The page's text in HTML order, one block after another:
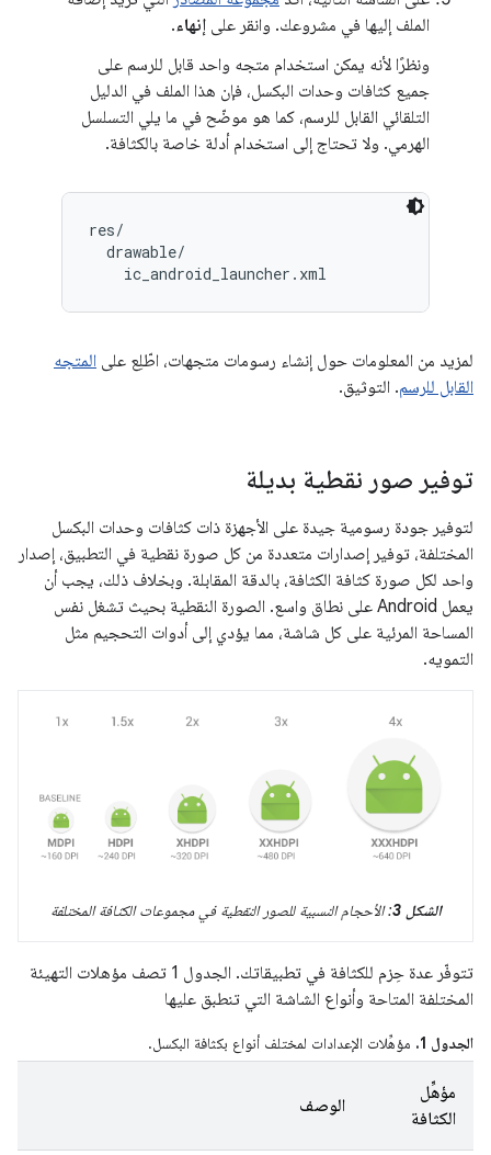
الملف إليها في مشروعك. وانقر على إنهاء.
ونظرًا لأنه يمكن استخدام متجه واحد قابل للرسم على
جميع كثافات وحدات البكسل، فإن هذا الملف في الدليل
التلقائي القابل للرسم، كما هو موضّح في ما يلي التسلسل
الهرمي. ولا تحتاج إلى استخدام أدلة خاصة بالكثافة.
res/
  drawable/
لمزيد من المعلومات حول إنشاء رسومات متجهات، اطّلِع على المتجه
القابل للرسم. التوثيق.
توفير صور نقطية بديلة
لتوفير جودة رسومية جيدة على الأجهزة ذات كثافات وحدات البكسل
المختلفة، توفير إصدارات متعددة من كل صورة نقطية في التطبيق، إصدار
واحد لكل صورة كثافة الكثافة، بالدقة المقابلة. وبخلاف ذلك، يجب أن
يعمل Android على نطاق واسع. الصورة النقطية بحيث تشغل نفس
المساحة المرئية على كل شاشة، مما يؤدي إلى أدوات التحجيم مثل
التمويه.
الشكل 3 : الأحجام النسبية للصور النقطية في مجموعات الكثافة المختلفة
تتوفّر عدة حِزم للكثافة في تطبيقاتك. الجدول 1 تصف مؤهلات التهيئة
المختلفة المتاحة وأنواع الشاشة التي تنطبق عليها
الجدول 1. مؤهِّلات الإعدادات لمختلف أنواع بكثافة البكسل.
مؤهِّل
الكثافة
الوصف